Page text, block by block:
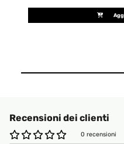
Recensioni dei clienti
0 recensioni